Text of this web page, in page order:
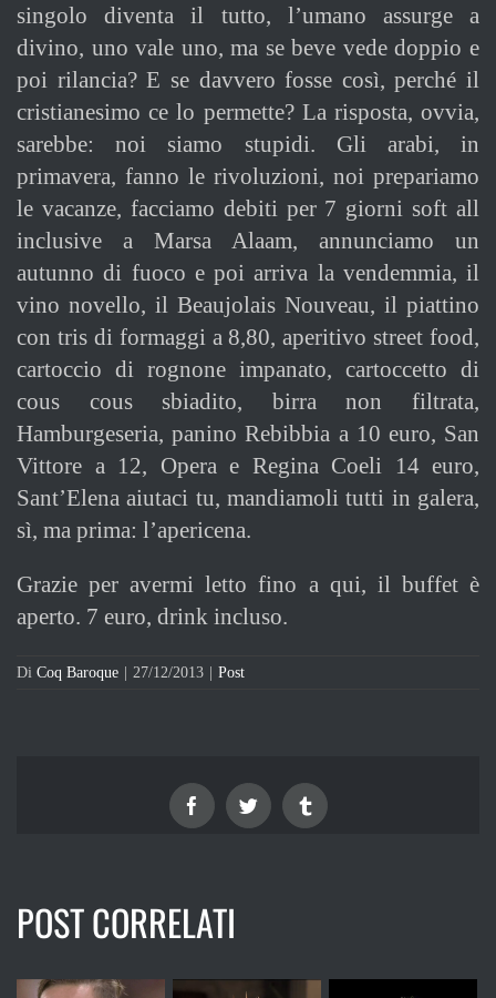
singolo diventa il tutto, l’umano assurge a
divino, uno vale uno, ma se beve vede doppio e
poi rilancia? E se davvero fosse così, perché il
cristianesimo ce lo permette? La risposta, ovvia,
sarebbe: noi siamo stupidi. Gli arabi, in
primavera, fanno le rivoluzioni, noi prepariamo
le vacanze, facciamo debiti per 7 giorni soft all
inclusive a Marsa Alaam, annunciamo un
autunno di fuoco e poi arriva la vendemmia, il
vino novello, il Beaujolais Nouveau, il piattino
con tris di formaggi a 8,80, aperitivo street food,
cartoccio di rognone impanato, cartoccetto di
cous cous sbiadito, birra non filtrata,
Hamburgeseria, panino Rebibbia a 10 euro, San
Vittore a 12, Opera e Regina Coeli 14 euro,
Sant’Elena aiutaci tu, mandiamoli tutti in galera,
sì, ma prima: l’apericena.
Grazie per avermi letto fino a qui, il buffet è
aperto. 7 euro, drink incluso.
Di Coq Baroque 27/12/2013 Post
FacebookTwitter Tumblr
POST CORRELATI